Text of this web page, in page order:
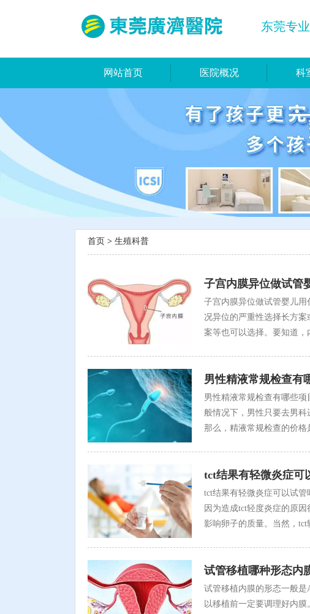
东莞专
网站首页 医院概况 科
首页 > 生殖科普
子宫内膜异位做试管
子宫内膜异位做试管婴儿
况异位的严重性选择长方
案等也可以选择。要知道
男性精液常规检查有
男性精液常规检查有哪些
般情况下，男性只要去男科
那么，精液常规检查的价格
tct结果有轻微炎症可
tct结果有轻微炎症可以试
因为造成tct轻度炎症的原
影响卵子的质量。当然，
试管移植哪种形态内
试管移植内膜的形态一般
以移植前一定要调理好内